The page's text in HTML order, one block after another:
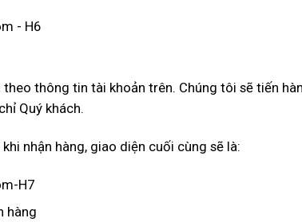
thông tin tài khoản trên. Chúng tôi sẽ tiến
Quý khách.
nhận hàng, giao diện cuối cùng sẽ là:
hàng